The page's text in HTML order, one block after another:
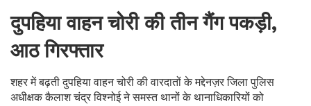
दुपहिया वाहन चोरी की तीन गैंग पकड़ी,
आठ गिरफ्तार
शहर में बढ़ती दुपहिया वाहन चोरी की वारदातों के मद्देनज़र जिला पुलिस
अधीक्षक कैलाश चंद्र विश्नोई ने समस्त थानों के थानाधिकारियों को